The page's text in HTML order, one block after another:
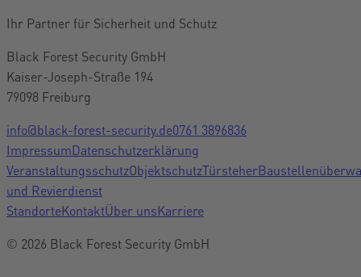
Ihr Partner für Sicherheit und Schutz
Black Forest Security GmbH
Kaiser-Joseph-Straße 194
79098 Freiburg
info@black-forest-security.de0761 3896836
ImpressumDatenschutzerklärung
VeranstaltungsschutzObjektschutzTürsteher
und Revierdienst
StandorteKontaktÜber unsKarriere
© 2026 Black Forest Security GmbH